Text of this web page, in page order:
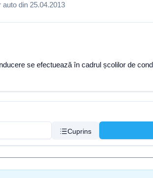
din 25.04.2013
se efectuează în cadrul școlilor de
Cuprins